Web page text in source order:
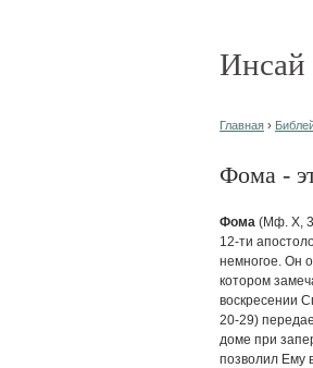
Инсай
Главная ›
Фома -
Фома (Мф. X,
12-ти
немногое. Он
котором
воскресении
20-29)
доме при
позволил Ему